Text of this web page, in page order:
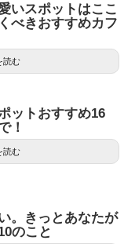
いスポットはここ
べきおすすめカフ
読む
ットおすすめ16
！
読む
。きっとあなたが
のこと